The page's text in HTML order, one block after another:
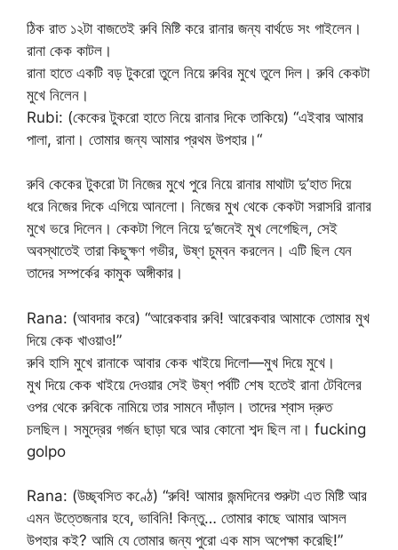
ঠিক রাত ১২টা বাজতেই রুবি মিষ্টি করে রানার জন্য বার্থডে সং গাইলেন।
রানা কেক কাটল।
রানা হাতে একটি বড় টুকরো তুলে নিয়ে রুবির মুখে তুলে দিল। রুবি কেকটা
মুখে নিলেন।
Rubi: (কেকের টুকরো হাতে নিয়ে রানার দিকে তাকিয়ে) “এইবার আমার
পালা, রানা। তোমার জন্য আমার প্রথম উপহার।“
রুবি কেকের টুকরো টা নিজের মুখে পুরে নিয়ে রানার মাথাটা দু’হাত দিয়ে
ধরে নিজের দিকে এগিয়ে আনলো। নিজের মুখ থেকে কেকটা সরাসরি রানার
মুখে ভরে দিলেন। কেকটা গিলে নিয়ে দু’জনেই মুখ লেগেছিল, সেই
অবস্থাতেই তারা কিছুক্ষণ গভীর, উষ্ণ চুম্বন করলেন। এটি ছিল যেন
তাদের সম্পর্কের কামুক অঙ্গীকার।
Rana: (আবদার করে) “আরেকবার রুবি! আরেকবার আমাকে তোমার মুখ
দিয়ে কেক খাওয়াও!”
রুবি হাসি মুখে রানাকে আবার কেক খাইয়ে দিলো—মুখ দিয়ে মুখে।
মুখ দিয়ে কেক খাইয়ে দেওয়ার সেই উষ্ণ পর্বটি শেষ হতেই রানা টেবিলের
ওপর থেকে রুবিকে নামিয়ে তার সামনে দাঁড়াল। তাদের শ্বাস দ্রুত
চলছিল। সমুদ্রের গর্জন ছাড়া ঘরে আর কোনো শব্দ ছিল না। fucking
golpo
Rana: (উচ্ছ্বসিত কণ্ঠে) “রুবি! আমার জন্মদিনের শুরুটা এত মিষ্টি আর
এমন উত্তেজনার হবে, ভাবিনি! কিন্তু… তোমার কাছে আমার আসল
উপহার কই? আমি যে তোমার জন্য পুরো এক মাস অপেক্ষা করেছি!”